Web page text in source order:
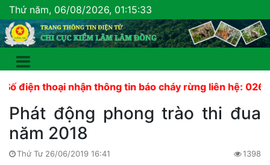
Thứ năm, 06/08/2026, 01:15:34
nhận thông tin báo cháy rừng liên hệ: 02633 822
Phát động phong trào thi đua
năm 2018
Thứ Tư 26/06/2019 16:41 1398